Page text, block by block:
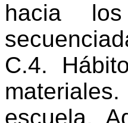
hacia
C.4.
escuela.